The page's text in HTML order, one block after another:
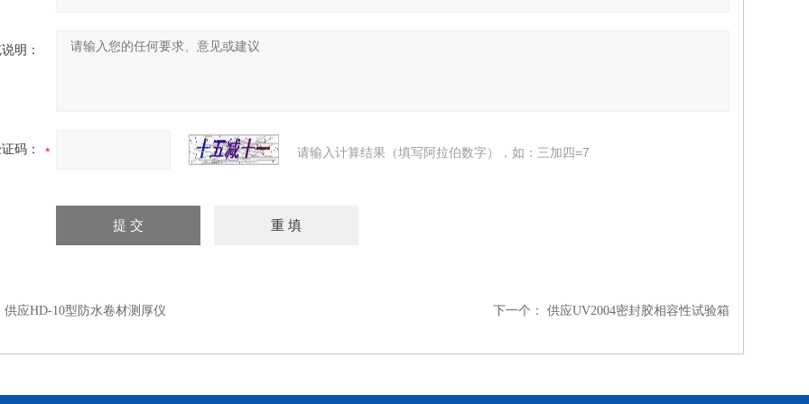
明：
码： 请输入计算结果（填写阿拉伯数字），如：三加四=7
供应HD-10型防水卷材测厚仪 下一个： 供应UV2004密封胶相容性试验箱